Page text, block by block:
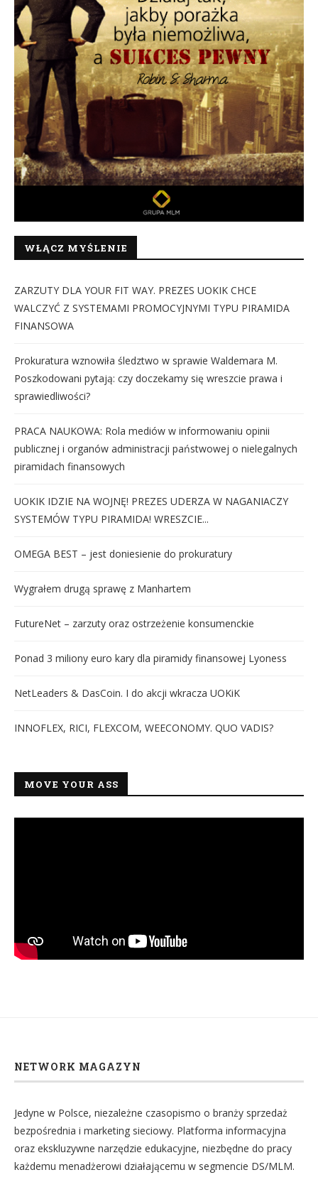
WŁĄCZ MYŚLENIE
ZARZUTY DLA YOUR FIT WAY. PREZES UOKIK CHCE
WALCZYĆ Z SYSTEMAMI PROMOCYJNYMI TYPU PIRAMIDA
FINANSOWA
Prokuratura wznowiła śledztwo w sprawie Waldemara M.
Poszkodowani pytają: czy doczekamy się wreszcie prawa i
sprawiedliwości?
PRACA NAUKOWA: Rola mediów w informowaniu opinii
publicznej i organów administracji państwowej o nielegalnych
piramidach finansowych
UOKIK IDZIE NA WOJNĘ! PREZES UDERZA W NAGANIACZY
SYSTEMÓW TYPU PIRAMIDA! WRESZCIE...
OMEGA BEST – jest doniesienie do prokuratury
Wygrałem drugą sprawę z Manhartem
FutureNet – zarzuty oraz ostrzeżenie konsumenckie
Ponad 3 miliony euro kary dla piramidy finansowej Lyoness
NetLeaders & DasCoin. I do akcji wkracza UOKiK
INNOFLEX, RICI, FLEXCOM, WEECONOMY. QUO VADIS?
MOVE YOUR ASS
NETWORK MAGAZYN
Jedyne w Polsce, niezależne czasopismo o branży sprzedaż
bezpośrednia i marketing sieciowy. Platforma informacyjna
oraz ekskluzywne narzędzie edukacyjne, niezbędne do pracy
każdemu menadżerowi działającemu w segmencie DS/MLM.